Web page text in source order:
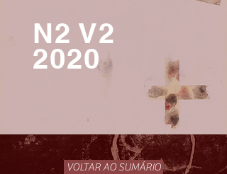
N2 V2
2020
VOLTAR AO SUMÁRIO